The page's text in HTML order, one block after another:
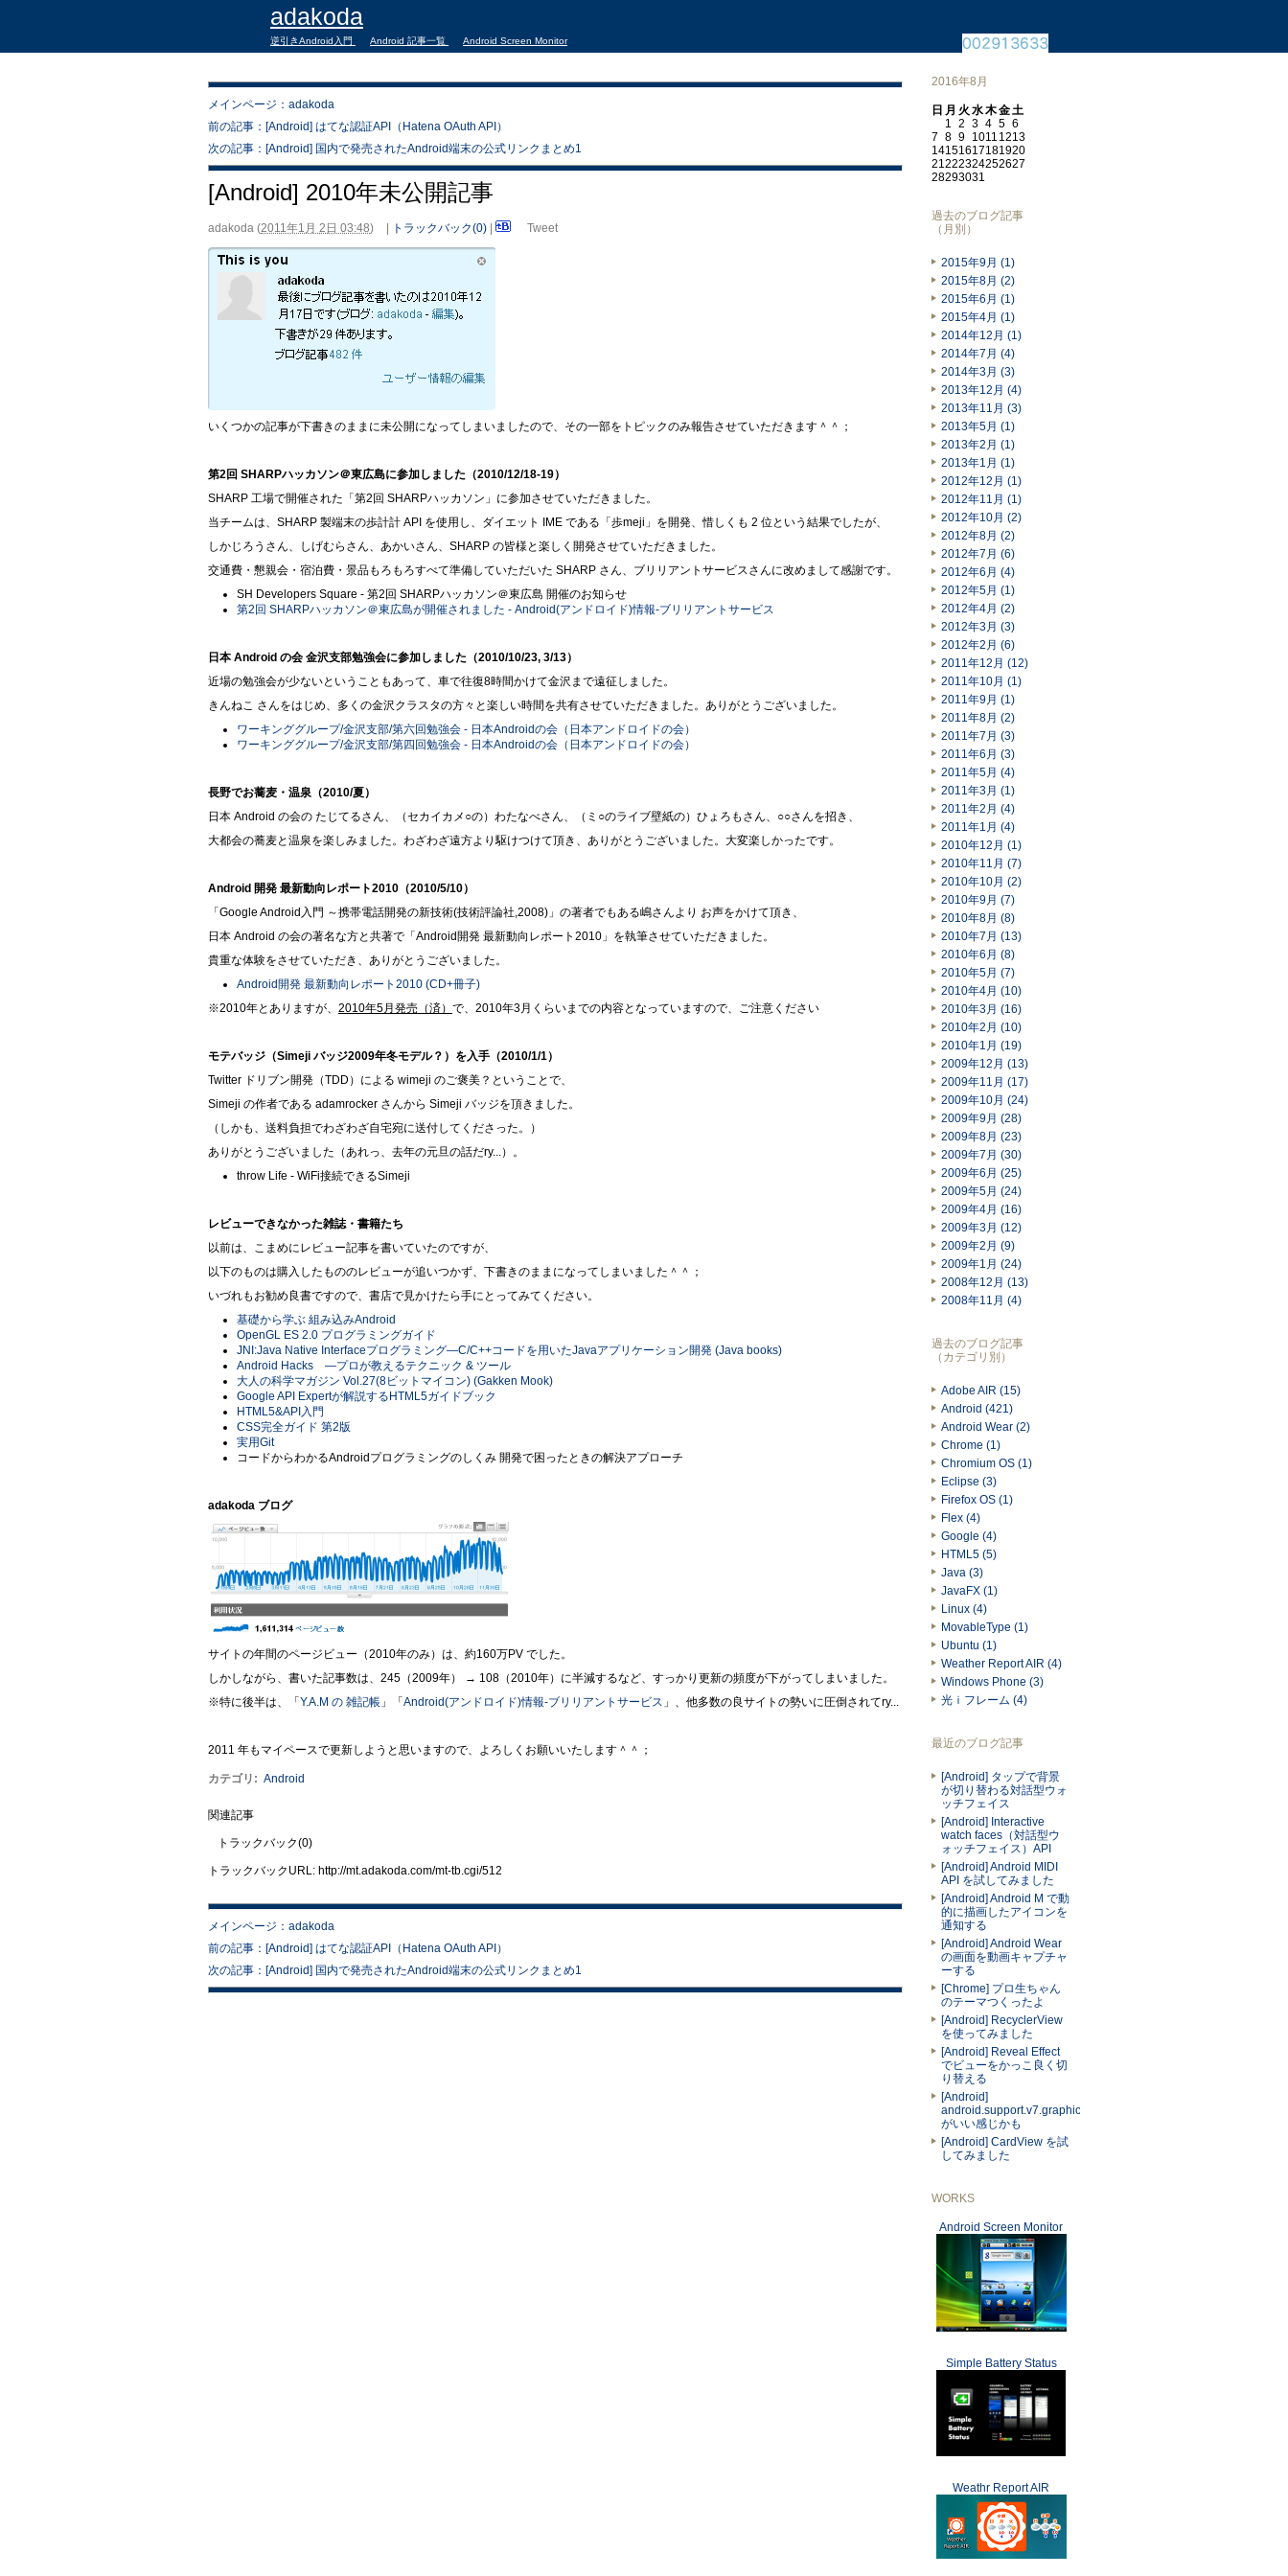
adakoda
逆引きAndroid入門 Android 記事一覧 Android Screen Monitor
メインページ：adakoda
前の記事：[Android] はてな認証API（Hatena OAuth API）
次の記事：[Android] 国内で発売されたAndroid端末の公式リンクまとめ1
[Android] 2010年未公開記事
adakoda (2011年1月 2日 03:48) トラックバック(0) Tweet
いくつかの記事が下書きのままに未公開になってしまいましたので、その一部をトピックのみ報告させていただきます＾＾；
第2回 SHARPハッカソン＠東広島に参加しました（2010/12/18-19）
SHARP 工場で開催された「第2回 SHARPハッカソン」に参加させていただきました。
当チームは、SHARP 製端末の歩計計 API を使用し、ダイエット IME である「歩meji」を開発、惜しくも 2 位という結果でしたが、
しかじろうさん、しげむらさん、あかいさん、SHARP の皆様と楽しく開発させていただきました。
交通費・懇親会・宿泊費・景品もろもろすべて準備していただいた SHARP さん、ブリリアントサービスさんに改めまして感謝です。
SH Developers Square - 第2回 SHARPハッカソン＠東広島 開催のお知らせ
第2回 SHARPハッカソン＠東広島が開催されました - Android(アンドロイド)情報-ブリリアントサービス
日本 Android の会 金沢支部勉強会に参加しました（2010/10/23, 3/13）
近場の勉強会が少ないということもあって、車で往復8時間かけて金沢まで遠征しました。
きんねこ さんをはじめ、多くの金沢クラスタの方々と楽しい時間を共有させていただきました。ありがとうございました。
ワーキンググループ/金沢支部/第六回勉強会 - 日本Androidの会（日本アンドロイドの会）
ワーキンググループ/金沢支部/第四回勉強会 - 日本Androidの会（日本アンドロイドの会）
長野でお蕎麦・温泉（2010/夏）
日本 Android の会の たじてるさん、（セカイカメ○の）わたなべさん、（ミ○のライブ壁紙の）ひょろもさん、○○さんを招き、
大都会の蕎麦と温泉を楽しみました。わざわざ遠方より駆けつけて頂き、ありがとうございました。大変楽しかったです。
Android 開発 最新動向レポート2010（2010/5/10）
「Google Android入門 ～携帯電話開発の新技術(技術評論社,2008)」の著者でもある嶋さんより お声をかけて頂き、
日本 Android の会の著名な方と共著で「Android開発 最新動向レポート2010」を執筆させていただきました。
貴重な体験をさせていただき、ありがとうございました。
Android開発 最新動向レポート2010 (CD+冊子)
※2010年とありますが、 2010年5月発売（済） で、2010年3月くらいまでの内容となっていますので、ご注意ください
モテバッジ（Simeji バッジ2009年冬モデル？）を入手（2010/1/1）
Twitter ドリブン開発（TDD）による wimeji のご褒美？ということで、
Simeji の作者である adamrocker さんから Simeji バッジを頂きました。
（しかも、送料負担でわざわざ自宅宛に送付してくださった。）
ありがとうございました（あれっ、去年の元旦の話だry...）。
throw Life - WiFi接続できるSimeji
レビューできなかった雑誌・書籍たち
以前は、こまめにレビュー記事を書いていたのですが、
以下のものは購入したもののレビューが追いつかず、下書きのままになってしまいました＾＾；
いづれもお勧め良書ですので、書店で見かけたら手にとってみてください。
基礎から学ぶ 組み込みAndroid
OpenGL ES 2.0 プログラミングガイド
JNI:Java Native Interfaceプログラミング―C/C++コードを用いたJavaアプリケーション開発 (Java books)
Android Hacks ―プロが教えるテクニック & ツール
大人の科学マガジン Vol.27(8ビットマイコン) (Gakken Mook)
Google API Expertが解説するHTML5ガイドブック
HTML5&API入門
CSS完全ガイド 第2版
実用Git
コードからわかるAndroidプログラミングのしくみ 開発で困ったときの解決アプローチ
adakoda ブログ
サイトの年間のページビュー（2010年のみ）は、約160万PV でした。
しかしながら、書いた記事数は、245（2009年） → 108（2010年）に半減するなど、すっかり更新の頻度が下がってしまいました。
※特に後半は、「Y.A.M の 雑記帳 」「Android(アンドロイド)情報-ブリリアントサービス 」、他多数の良サイトの勢いに圧倒されてry...
2011 年もマイペースで更新しようと思いますので、よろしくお願いいたします＾＾；
カテゴリ : Android
関連記事
トラックバック(0)
トラックバックURL: http://mt.adakoda.com/mt-tb.cgi/512
メインページ：adakoda
前の記事：[Android] はてな認証API（Hatena OAuth API）
次の記事：[Android] 国内で発売されたAndroid端末の公式リンクまとめ1
2016年8月
日 月 火 水木金土
1 2 3 4 5 6
7 8 9 1011 1213
14151617181920
21222324252627
28293031
過去のブログ記事
（月別）
2015年9月 (1)
2015年8月 (2)
2015年6月 (1)
2015年4月 (1)
2014年12月 (1)
2014年7月 (4)
2014年3月 (3)
2013年12月 (4)
2013年11月 (3)
2013年5月 (1)
2013年2月 (1)
2013年1月 (1)
2012年12月 (1)
2012年11月 (1)
2012年10月 (2)
2012年8月 (2)
2012年7月 (6)
2012年6月 (4)
2012年5月 (1)
2012年4月 (2)
2012年3月 (3)
2012年2月 (6)
2011年12月 (12)
2011年10月 (1)
2011年9月 (1)
2011年8月 (2)
2011年7月 (3)
2011年6月 (3)
2011年5月 (4)
2011年3月 (1)
2011年2月 (4)
2011年1月 (4)
2010年12月 (1)
2010年11月 (7)
2010年10月 (2)
2010年9月 (7)
2010年8月 (8)
2010年7月 (13)
2010年6月 (8)
2010年5月 (7)
2010年4月 (10)
2010年3月 (16)
2010年2月 (10)
2010年1月 (19)
2009年12月 (13)
2009年11月 (17)
2009年10月 (24)
2009年9月 (28)
2009年8月 (23)
2009年7月 (30)
2009年6月 (25)
2009年5月 (24)
2009年4月 (16)
2009年3月 (12)
2009年2月 (9)
2009年1月 (24)
2008年12月 (13)
2008年11月 (4)
過去のブログ記事
（カテゴリ別）
Adobe AIR (15)
Android (421)
Android Wear (2)
Chrome (1)
Chromium OS (1)
Eclipse (3)
Firefox OS (1)
Flex (4)
Google (4)
HTML5 (5)
Java (3)
JavaFX (1)
Linux (4)
MovableType (1)
Ubuntu (1)
Weather Report AIR (4)
Windows Phone (3)
光ｉフレーム (4)
最近のブログ記事
[Android] タップで背景
が切り替わる対話型ウォ
ッチフェイス
[Android] Interactive
watch faces（対話型ウ
ォッチフェイス）API
[Android] Android MIDI
API を試してみました
[Android] Android M で動
的に描画したアイコンを
通知する
[Android] Android Wear
の画面を動画キャプチャ
ーする
[Chrome] プロ生ちゃん
のテーマつくったよ
[Android] RecyclerView
を使ってみました
[Android] Reveal Effect
でビューをかっこ良く切
り替える
[Android]
android.support.v7.graphics.Palette
がいい感じかも
[Android] CardView を試
してみました
WORKS
Android Screen Monitor
Simple Battery Status
Weathr Report AIR